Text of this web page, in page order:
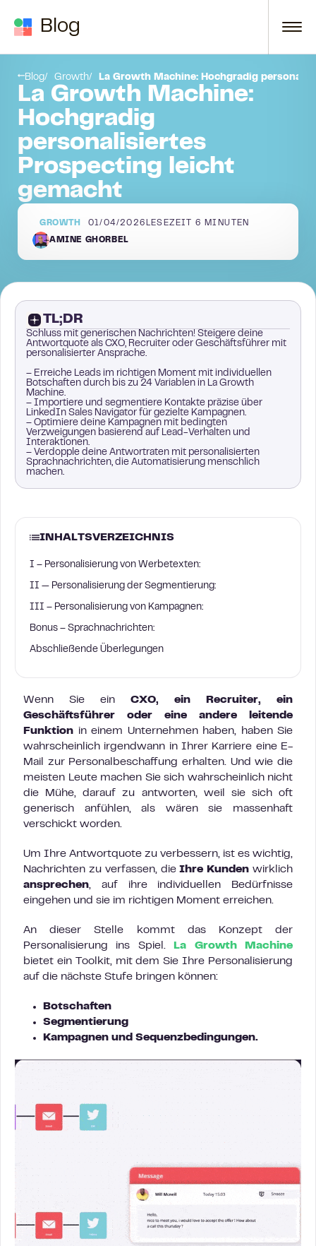
Blog
Blog Growth La Growth Machine: Hochgradig
La Growth Machine:
Hochgradig
personalisiertes
Prospecting leicht
gemacht
GROWTH 01/04/2026 LESEZEIT6 MINUTEN
AMINE GHORBEL
TL;DR
Schluss mit generischen Nachrichten! Steigere deine
Antwortquote als CXO, Recruiter oder Geschäftsführer mit
personalisierter Ansprache.
– Erreiche Leads im richtigen Moment mit individuellen
Botschaften durch bis zu 24 Variablen in La Growth
Machine.
– Importiere und segmentiere Kontakte präzise über
LinkedIn Sales Navigator für gezielte Kampagnen.
– Optimiere deine Kampagnen mit bedingten
Verzweigungen basierend auf Lead-Verhalten und
Interaktionen.
– Verdopple deine Antwortraten mit personalisierten
Sprachnachrichten, die Automatisierung menschlich
machen.
INHALTSVERZEICHNIS
I – Personalisierung von Werbetexten:
II — Personalisierung der Segmentierung:
III – Personalisierung von Kampagnen:
Bonus – Sprachnachrichten:
Abschließende Überlegungen
Wenn Sie ein CXO, ein Recruiter, ein
Geschäftsführer oder eine andere leitende
Funktion in einem Unternehmen haben, haben Sie
wahrscheinlich irgendwann in Ihrer Karriere eine E-
Mail zur Personalbeschaffung erhalten. Und wie die
meisten Leute machen Sie sich wahrscheinlich nicht
die Mühe, darauf zu antworten, weil sie sich oft
generisch anfühlen, als wären sie massenhaft
verschickt worden.
Um Ihre Antwortquote zu verbessern, ist es wichtig,
Nachrichten zu verfassen, dieIhre Kunden wirklich
ansprechen, auf ihre individuellen Bedürfnisse
eingehen und sie im richtigen Moment erreichen.
An dieser Stelle kommt das Konzept der
Personalisierung ins Spiel.
La Growth Machine
bietet ein Toolkit, mit dem Sie Ihre Personalisierung
auf die nächste Stufe bringen können:
Botschaften
Segmentierung
Kampagnen und Sequenzbedingungen.
Abschließende Überlegungen